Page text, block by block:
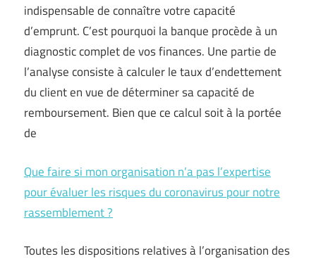
indispensable de connaître votre capacité
d’emprunt. C’est pourquoi la banque procède à un
diagnostic complet de vos finances. Une partie de
l’analyse consiste à calculer le taux d’endettement
du client en vue de déterminer sa capacité de
remboursement. Bien que ce calcul soit à la portée
de
Que faire si mon organisation n’a pas l’expertise
pour évaluer les risques du coronavirus pour notre
rassemblement ?
Toutes les dispositions relatives à l’organisation des